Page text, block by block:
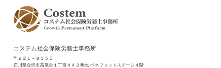
コステム社会保険労務士事務所
〒９２１－８１５５
石川県金沢市高尾台１丁目４４２番地 ベネフィットステージ４階